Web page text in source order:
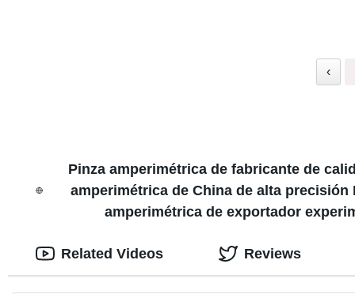
‹
Pinza amperimétrica de fabricante de
amperimétrica de China de alta
amperimétrica de exportador
Related Videos Reviews